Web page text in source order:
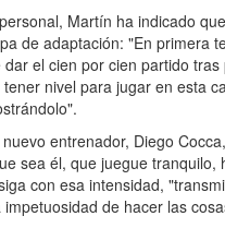
Martín ha indicado
de adaptación: "En primera
dar el cien por cien partido
nivel para jugar en esta
entrenador, Diego
sea él, que juegue tranquilo,
con esa intensidad,
de hacer las